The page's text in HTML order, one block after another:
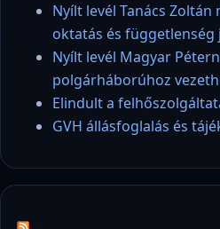
Nyílt levél Tanács
oktatás és függetlenség
Nyílt levél Magyar
polgárháborúhoz
Elindult a
GVH állásfoglalás és